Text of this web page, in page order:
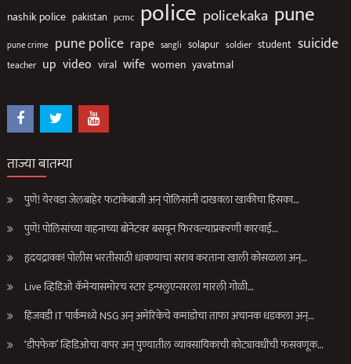
nashik police pakistan pcmc police policekaka pune
pune crime pune police rape sangli solapur soldier student suicide
teacher up video viral wife women yavatmal
ताज्या बातम्या
पुणे! येरवडा जेलबाहेर फटाकेबाजी अन् पोलिसांनी दाखवला खाकीचा हिसका…
पुणे! पोलिसांच्या वाहनाच्या बोनेटवर बसवून फिरवल्याप्रकरणी कारवाई…
हृदयद्रावक! पोलीस भरतीसाठी धावण्याचा सराव करताना खाली कोसळला अन्…
Live व्हिडिओ कॅमेऱ्यासमोरच स्टार इन्फ्लुएन्सरला मारली गोळी…
हिंजवडी IT पार्कमध्ये NSG अन् अमेरिकेचे कमांडोचा ताफा अचानक धडकला अन्…
‘डीपफेक’ व्हिडिओचा वापर अन् पुण्यातील व्यावसायिकाची कोट्यावधींची फसवणूक…